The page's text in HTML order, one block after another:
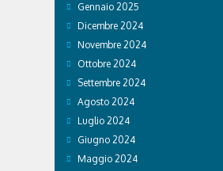
Gennaio 2025
Dicembre 2024
Novembre 2024
Ottobre 2024
Settembre 2024
Agosto 2024
Luglio 2024
Giugno 2024
Maggio 2024